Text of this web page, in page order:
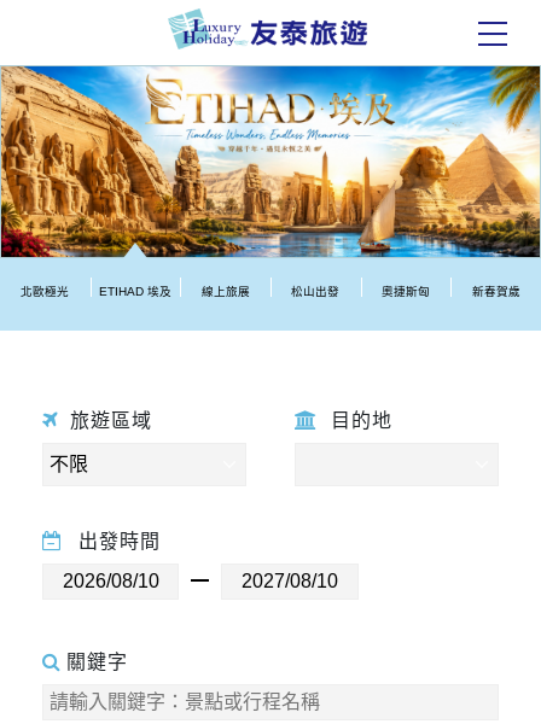
北歐極光 ETIHAD 埃及 線上旅展 松山出發 奧捷斯匈 新春賀歲
旅遊區域 目的地
出發時間
關鍵字